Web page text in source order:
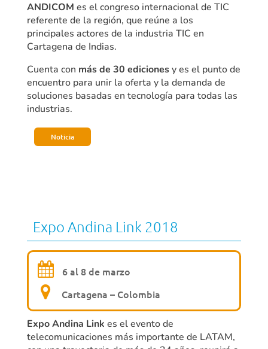
ANDICOM es el congreso internacional de TIC
referente de la región, que reúne a los
principales actores de la industria TIC en
Cartagena de Indias.
Cuenta con más de 30 edicionesy es el punto de
encuentro para unir la oferta y la demanda de
soluciones basadas en tecnología para todas las
industrias.
Noticia
Expo Andina Link 2018
6 al 8 de marzo
Cartagena – Colombia
Expo Andina Link es el evento de
telecomunicaciones más importante de LATAM,